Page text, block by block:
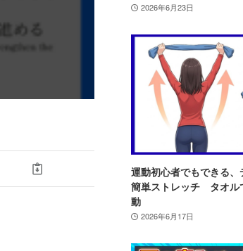
2026年6月23日
運動初心者でもできる
簡単ストレッチ タオル
動
2026年6月17日